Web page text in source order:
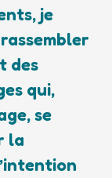
je
des
qui,
se
la